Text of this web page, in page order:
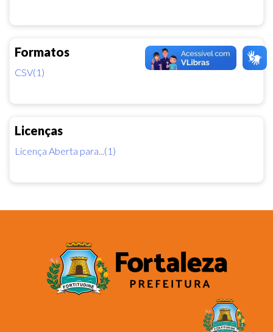
Formatos
CSV(1)
Licenças
Licença Aberta para...(1)